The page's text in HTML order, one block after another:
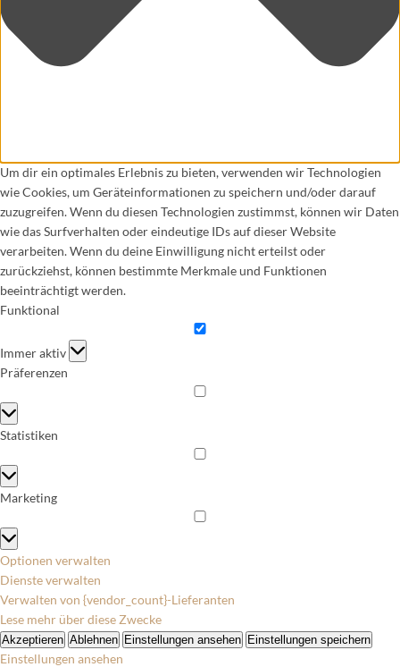
Um dir ein optimales Erlebnis zu bieten, verwenden wir Technologien
wie Cookies, um Geräteinformationen zu speichern und/oder darauf
zuzugreifen. Wenn du diesen Technologien zustimmst, können wir Daten
wie das Surfverhalten oder eindeutige IDs auf dieser Website
verarbeiten. Wenn du deine Einwilligung nicht erteilst oder
zurückziehst, können bestimmte Merkmale und Funktionen
beeinträchtigt werden.
Funktional
Funktional
Immer aktiv
Präferenzen
Präferenzen
Statistiken
Statistiken
Marketing
Marketing
Optionen verwalten
Dienste verwalten
Verwalten von {vendor_count}-Lieferanten
Lese mehr über diese Zwecke
Akzeptieren Ablehnen Einstellungen ansehen Einstellungen speichern
Einstellungen ansehen